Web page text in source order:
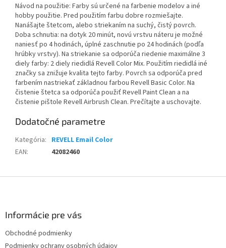
Návod na použitie: Farby sú určené na farbenie modelov a iné
hobby použitie. Pred použitím farbu dobre rozmiešajte.
Nanášajte štetcom, alebo striekaním na suchý, čistý povrch.
Doba schnutia: na dotyk 20 minút, novú vrstvu náteru je možné
naniesť po 4 hodinách, úplné zaschnutie po 24 hodinách (podľa
hrúbky vrstvy). Na striekanie sa odporúča riedenie maximálne 3
diely farby: 2 diely riedidlá Revell Color Mix. Použitím riedidlá iné
značky sa znižuje kvalita tejto farby. Povrch sa odporúča pred
farbením nastriekať základnou farbou Revell Basic Color. Na
čistenie štetca sa odporúča použiť Revell Paint Clean a na
čistenie pištole Revell Airbrush Clean. Prečítajte a uschovajte.
Dodatočné parametre
Kategória: REVELL Email Color
EAN: 42082460
Informácie pre vás
Obchodné podmienky
Podmienky ochrany osobných údajov